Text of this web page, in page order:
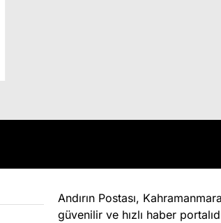
Andırın Postası,
güvenilir ve hızlı haber